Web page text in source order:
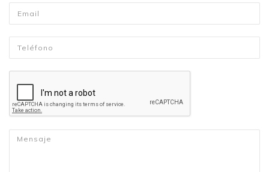
Email *
Telefono
Mensaje*